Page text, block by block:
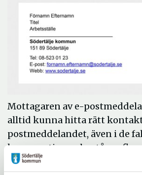
Mottagaren av e-
alltid kunna hitta rätt
postmeddelandet, även i de
konversationen består av
Logotyp